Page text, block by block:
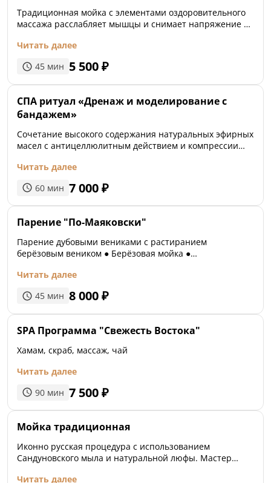
одно парковочное место на номер по
предварительной записи.
Традиционная мойка с элементами оздоровительного
массажа расслабляет мышцы и снимает напряжение в
Сандуновского мыла.
Читать далее
45 мин 5 500₽
СПА ритуал «Дренаж и моделирование с
бандажем»
Сочетание высокого содержания натуральных эфирных
масел с антицеллюлитным действием и компрессии
эффективно уменьшает объёмы. Рекомендуется для
курса похудения
Читать далее
60 мин 7 000₽
Парение "По-Маяковски"
Парение дубовыми вениками с растиранием
берёзовым веником ● Берёзовая мойка ●
Читать далее
45 мин 8 000₽
SPA Программа "Свежесть Востока"
Хамам, скраб, массаж, чай
Читать далее
90 мин 7 500₽
Мойка традиционная
Иконно русская процедура с использованием
Сандуновского мыла и натуральной люфы. Мастер
Читать далее